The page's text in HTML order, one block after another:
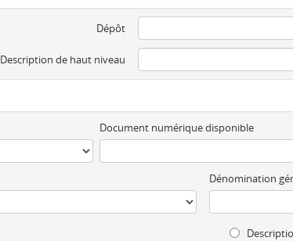
Dépôt
Description de haut niveau
Document numérique disponible
Dénomination